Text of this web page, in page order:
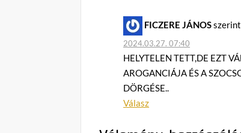
FICZERE JÁNOS
2024.03.27. 07:40
HELYTELEN TETT,DE EZT
AROGANCIÁJA ÉS A
DÖRGÉSE..
Válasz